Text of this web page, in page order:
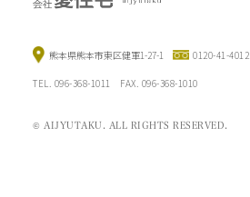
熊本県熊本市東区健軍1-27-1 0120-41-4012
TEL. 096-368-1011 FAX. 096-368-1010
© AIJYUTAKU. ALL RIGHTS RESERVED.